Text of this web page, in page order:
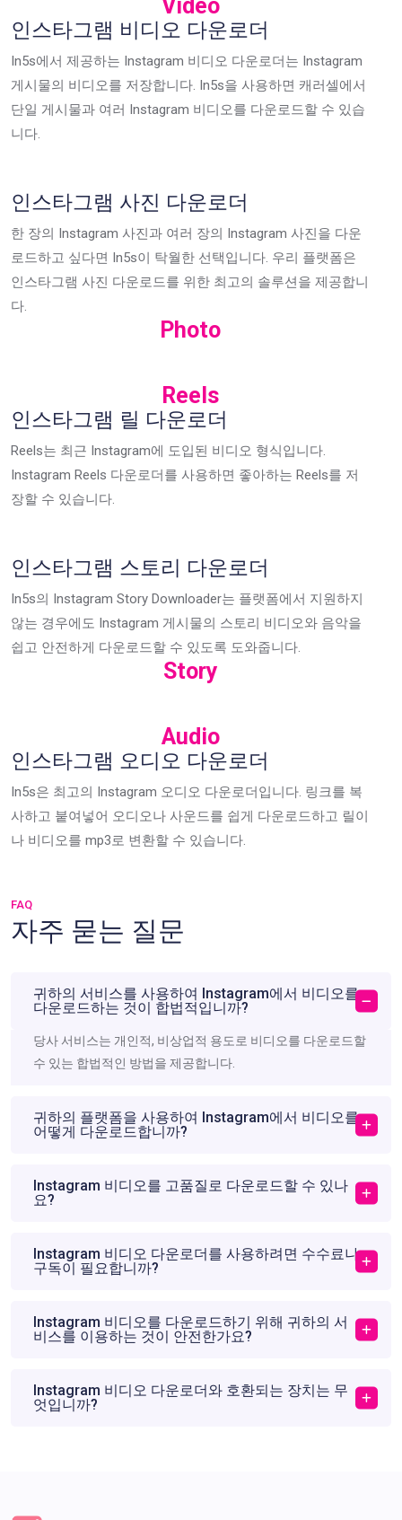
Video
인스타그램 비디오 다운로더
In5s에서 제공하는 Instagram 비디오 다운로더는 Instagram
게시물의 비디오를 저장합니다. In5s을 사용하면 캐러셀에서
단일 게시물과 여러 Instagram 비디오를 다운로드할 수 있습
니다.
인스타그램 사진 다운로더
한 장의 Instagram 사진과 여러 장의 Instagram 사진을 다운
로드하고 싶다면 In5s이 탁월한 선택입니다. 우리 플랫폼은
인스타그램 사진 다운로드를 위한 최고의 솔루션을 제공합니
다.
Photo
Reels
인스타그램 릴 다운로더
Reels는 최근 Instagram에 도입된 비디오 형식입니다.
Instagram Reels 다운로더를 사용하면 좋아하는 Reels를 저
장할 수 있습니다.
인스타그램 스토리 다운로더
In5s의 Instagram Story Downloader는 플랫폼에서 지원하지
않는 경우에도 Instagram 게시물의 스토리 비디오와 음악을
쉽고 안전하게 다운로드할 수 있도록 도와줍니다.
Story
Audio
인스타그램 오디오 다운로더
In5s은 최고의 Instagram 오디오 다운로더입니다. 링크를 복
사하고 붙여넣어 오디오나 사운드를 쉽게 다운로드하고 릴이
나 비디오를 mp3로 변환할 수 있습니다.
FAQ
자주 묻는 질문
귀하의 서비스를 사용하여 Instagram에서 비디오를
다운로드하는 것이 합법적입니까?
당사 서비스는 개인적, 비상업적 용도로 비디오를 다운로드할
수 있는 합법적인 방법을 제공합니다.
귀하의 플랫폼을 사용하여 Instagram에서 비디오를
어떻게 다운로드합니까?
Instagram 비디오를 고품질로 다운로드할 수 있나
요?
Instagram 비디오 다운로더를 사용하려면 수수료나
구독이 필요합니까?
Instagram 비디오를 다운로드하기 위해 귀하의 서
비스를 이용하는 것이 안전한가요?
Instagram 비디오 다운로더와 호환되는 장치는 무
엇입니까?